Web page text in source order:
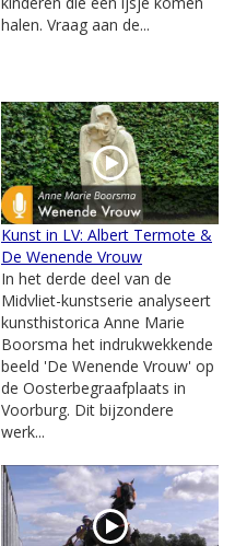
halen. Vraag aan de...
Kunst in LV: Albert Termote &
De Wenende Vrouw
In het derde deel van de
Midvliet-kunstserie analyseert
kunsthistorica Anne Marie
Boorsma het indrukwekkende
beeld 'De Wenende Vrouw' op
de Oosterbegraafplaats in
Voorburg. Dit bijzondere
werk...